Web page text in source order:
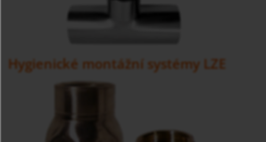
Hygienické montážní systémy LZE